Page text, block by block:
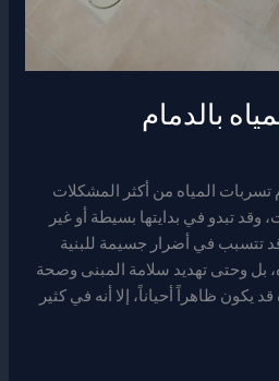
بالدمام
المياه من أكثر المشكلات
وقد تبدو في بدايتها بسيطة أو غير
تتسبب في أضرار جسيمة للبنية
بل وحتى تهديد سلامة المبنى وصحة
يكون ظاهراً أحياناً، إلا أنه في كثير